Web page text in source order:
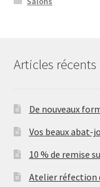
Articles récents
De nouveaux
Vos beaux abat-
10 % de remise
Atelier réfection